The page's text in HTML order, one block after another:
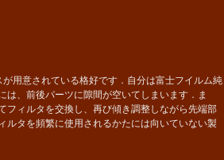
用意されている格好です．自分は富士フイルム純
、前後パーツに隙間が空いてしまいます．ま
フィルタを交換し、再び傾き調整しながら先端部
ルタを頻繁に使用されるかたには向いていない製